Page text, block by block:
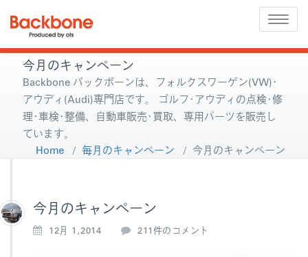
Toggle
今月のキャンペーン
Backbone バックボーンは、フォルクスワーゲン(VW)･
アウディ(Audi)専門店です。 ゴルフ･アウディの点検･修
理･車検･整備、自動車販売･買取、専用パーツを販売し
ています。
Home / 毎月のキャンペーン / 今月のキャンペーン
今月のキャンペーン
12月 1,2014
今
211件のコメント